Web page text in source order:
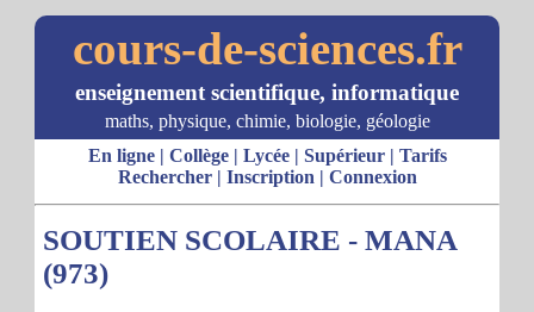
cours-de-sciences.fr
enseignement scientifique, informatique
maths, physique, chimie, biologie, géologie
En ligne| Collège| Lycée| Supérieur| Tarifs
Rechercher| Inscription | Connexion
SOUTIEN SCOLAIRE - MANA
(973)